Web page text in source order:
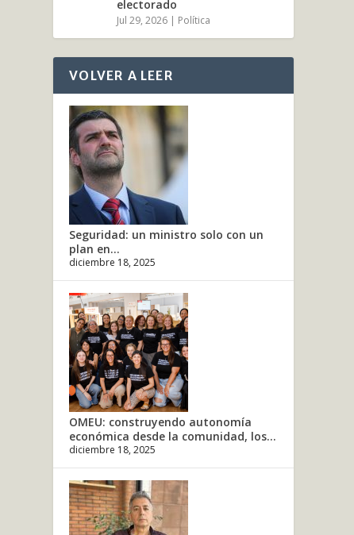
electorado
Jul 29, 2026 | Política
VOLVER A LEER
Seguridad: un ministro solo con un
plan en...
diciembre 18, 2025
OMEU: construyendo autonomía
económica desde la comunidad, los...
diciembre 18, 2025